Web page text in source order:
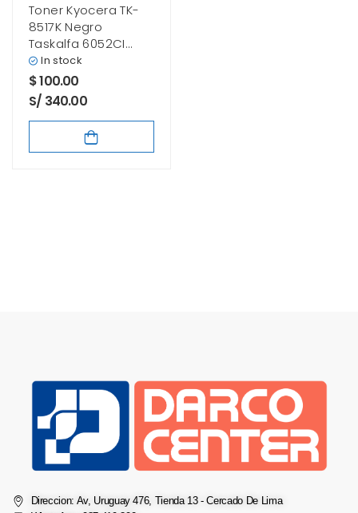
Toner Kyocera TK-
8517K Negro
Taskalfa 6052CI
Original
In stock
$100.00
S/ 340.00
Direccion: Av, Uruguay 476, Tienda 13 - Cercado De Lima